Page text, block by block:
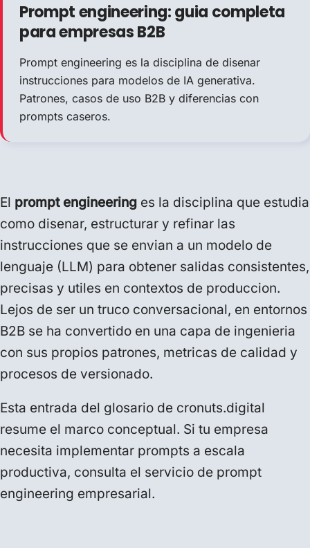
Prompt engineering: guia completa
para empresas B2B
Prompt engineering es la disciplina de disenar
instrucciones para modelos de IA generativa.
Patrones, casos de uso B2B y diferencias con
prompts caseros.
El prompt engineering es la disciplina que estudia
como disenar, estructurar y refinar las
instrucciones que se envian a un modelo de
lenguaje (LLM) para obtener salidas consistentes,
precisas y utiles en contextos de produccion.
Lejos de ser un truco conversacional, en entornos
B2B se ha convertido en una capa de ingenieria
con sus propios patrones, metricas de calidad y
procesos de versionado.
Esta entrada del glosario de cronuts.digital
resume el marco conceptual. Si tu empresa
necesita implementar prompts a escala
productiva, consulta el servicio de prompt
engineering empresarial.